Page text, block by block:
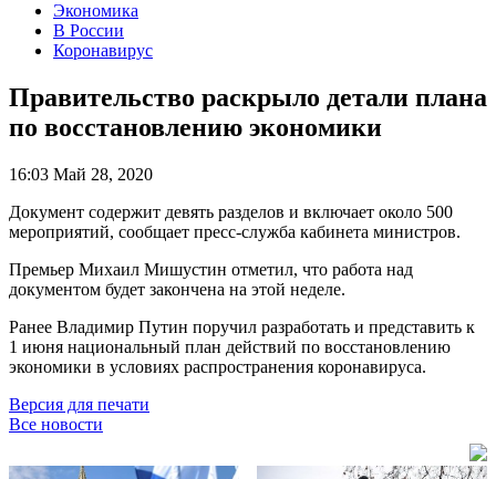
Экономика
В России
Коронавирус
Правительство раскрыло детали плана
по восстановлению экономики
16:03 Май 28, 2020
Документ содержит девять разделов и включает около 500
мероприятий, сообщает пресс-служба кабинета министров.
Премьер Михаил Мишустин отметил, что работа над
документом будет закончена на этой неделе.
Ранее Владимир Путин поручил разработать и представить к
1 июня национальный план действий по восстановлению
экономики в условиях распространения коронавируса.
Версия для печати
Все новости